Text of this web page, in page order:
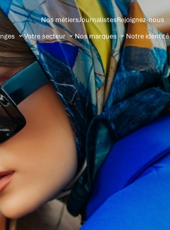
Votre secteur Nos marques Notre identité
Nos métiersJournalistesRejoignez-nous